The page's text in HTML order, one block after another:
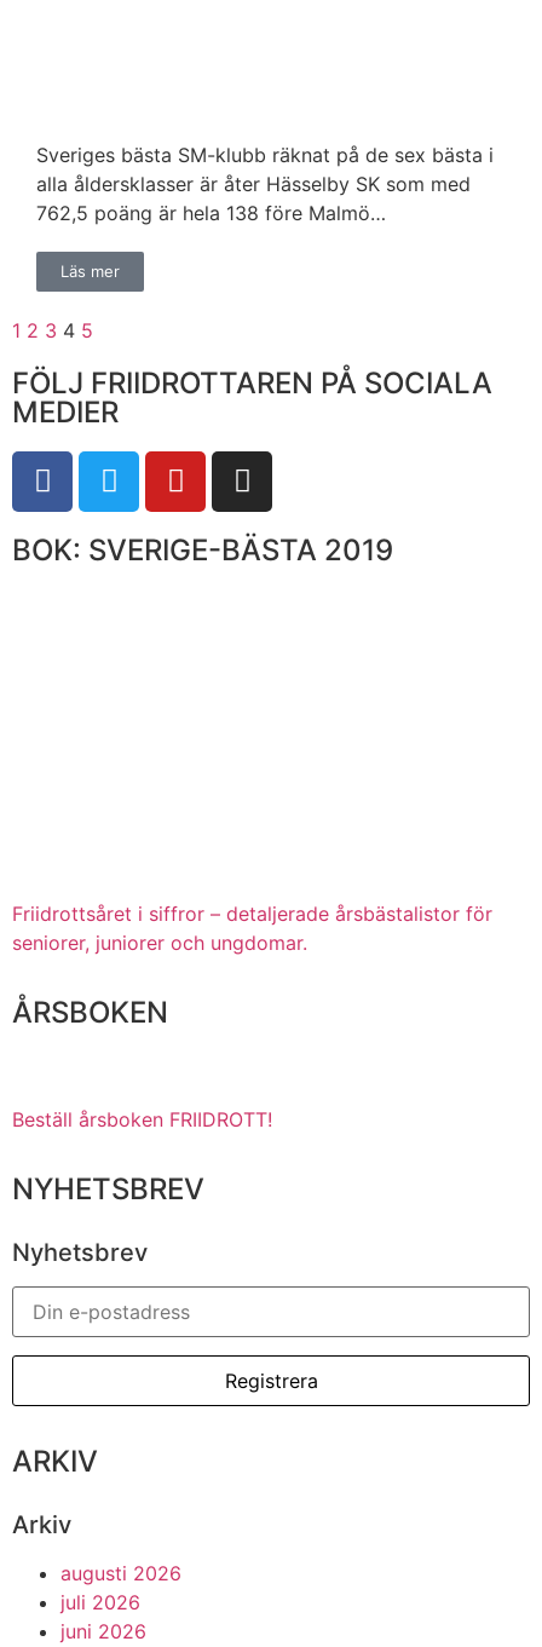
Sveriges bästa SM-klubb räknat på de sex bästa i
alla åldersklasser är åter Hässelby SK som med
762,5 poäng är hela 138 före Malmö…
Läs mer
1 2 3 4 5
FÖLJ FRIIDROTTAREN PÅ SOCIALA
MEDIER
BOK: SVERIGE-BÄSTA 2019
Friidrottsåret i siffror – detaljerade årsbästalistor för
seniorer, juniorer och ungdomar.
ÅRSBOKEN
Beställ årsboken FRIIDROTT!
NYHETSBREV
Nyhetsbrev
ARKIV
Arkiv
augusti 2026
juli 2026
juni 2026